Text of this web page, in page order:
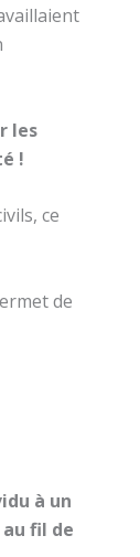
les
!
ce
de
à un
fil de